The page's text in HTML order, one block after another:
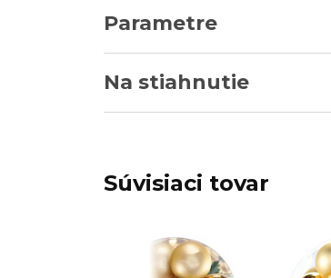
Parametre
Na stiahnutie
Súvisiaci tovar